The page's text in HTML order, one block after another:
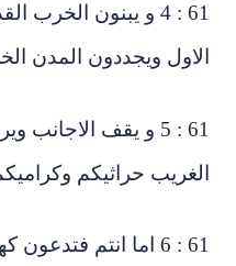
61 : 4 و يبنون الخرب
ويجددون المدن
61 : 5 و يقف الاجانب
حراثيكم وكراميكم
61 : 6 اما انتم فتدعون